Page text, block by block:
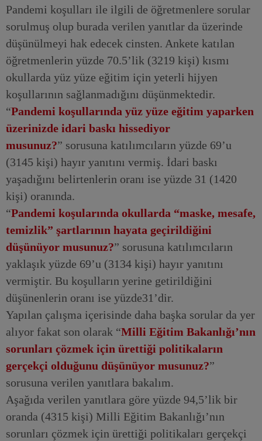
Pandemi koşulları ile ilgili de öğretmenlere sorular
sorulmuş olup burada verilen yanıtlar da üzerinde
düşünülmeyi hak edecek cinsten. Ankete katılan
öğretmenlerin yüzde 70.5’lik (3219 kişi) kısmı
okullarda yüz yüze eğitim için yeterli hijyen
koşullarının sağlanmadığını düşünmektedir.
“Pandemi koşullarında yüz yüze eğitim yaparken
üzerinizde idari baskı hissediyor
musunuz?” sorusuna katılımcıların yüzde 69’u
(3145 kişi) hayır yanıtını vermiş. İdari baskı
yaşadığını belirtenlerin oranı ise yüzde 31 (1420
kişi) oranında.
“Pandemi koşularında okullarda “maske, mesafe,
temizlik” şartlarının hayata geçirildiğini
düşünüyor musunuz?” sorusuna katılımcıların
yaklaşık yüzde 69’u (3134 kişi) hayır yanıtını
vermiştir. Bu koşulların yerine getirildiğini
düşünenlerin oranı ise yüzde31’dir.
Yapılan çalışma içerisinde daha başka sorular da yer
alıyor fakat son olarak “Milli Eğitim Bakanlığı’nın
sorunları çözmek için ürettiği politikaların
gerçekçi olduğunu düşünüyor musunuz?”
sorusuna verilen yanıtlara bakalım.
Aşağıda verilen yanıtlara göre yüzde 94,5’lik bir
oranda (4315 kişi) Milli Eğitim Bakanlığı’nın
sorunları çözmek için ürettiği politikaları gerçekçi